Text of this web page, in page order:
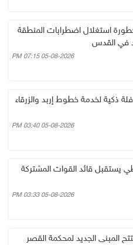
استغلال اضطرابات المنطقة
في القدس
05-08-2026 07:15 PM
تشغيل 58 حافلة ذكية لخدمة خطوط إربد والزرقاء
05-08-2026 03:40 PM
يستقبل قائد القوات المشتركة
05-08-2026 03:33 PM
المبنى الجديد لمحكمة القصر